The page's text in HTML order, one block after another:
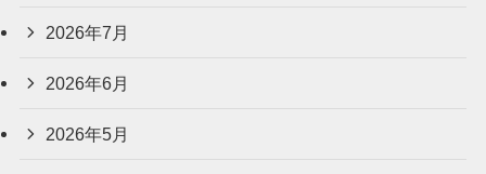
2026年7月
2026年6月
2026年5月